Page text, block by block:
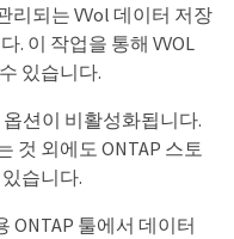
리되는 VVol 데이터 저장
. 이 작업을 통해 VVOL
있습니다.
션이 비활성화됩니다.
것 외에도 ONTAP 스토
습니다.
ONTAP 툴에서 데이터